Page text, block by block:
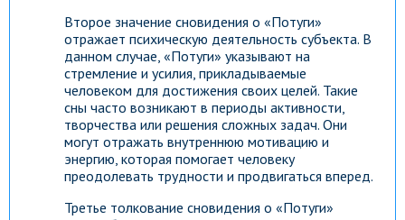
Второе значение сновидения о «Потуги»
отражает психическую деятельность субъекта. В
данном случае, «Потуги» указывают на
стремление и усилия, прикладываемые
человеком для достижения своих целей. Такие
сны часто возникают в периоды активности,
творчества или решения сложных задач. Они
могут отражать внутреннюю мотивацию и
энергию, которая помогает человеку
преодолевать трудности и продвигаться вперед.
Третье толкование сновидения о «Потуги»